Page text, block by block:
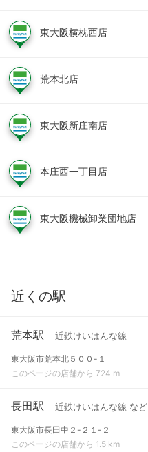
東大阪横枕西店
荒本北店
東大阪新庄南店
本庄西一丁目店
東大阪機械卸業団地店
近くの駅
荒本駅 近鉄けいはんな線
東大阪市荒本北５００-１
このページの店舗から 724 m
長田駅 近鉄けいはんな線 など
東大阪市長田中２-２１-２
このページの店舗から 1.5 km